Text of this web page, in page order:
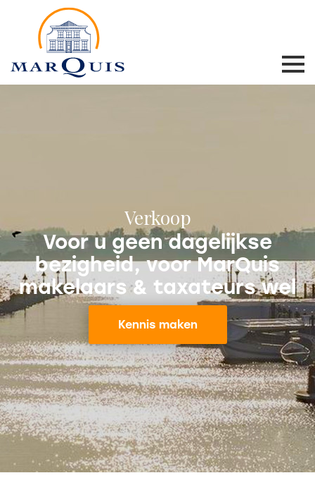
Verkoop
Voor u geen dagelijkse
bezigheid, voor MarQuis
makelaars & taxateurs wel
Kennis maken